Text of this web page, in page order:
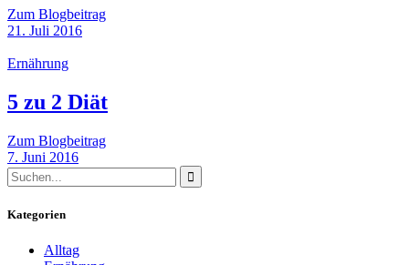
Zum Blogbeitrag
21. Juli 2016
Ernährung
5 zu 2 Diät
Zum Blogbeitrag
7. Juni 2016
Kategorien
Alltag